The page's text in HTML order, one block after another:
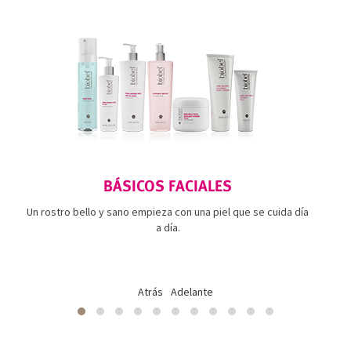
BÁSICOS FACIALES
Un rostro bello y sano empieza con una piel que se cuida día
a día.
Atrás Adelante